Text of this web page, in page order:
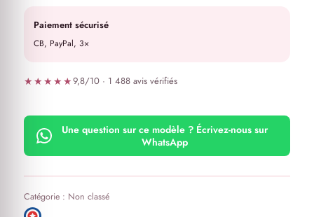
Paiement sécurisé
CB, PayPal, 3×
★★★★★9,8/10 · 1 488 avis vérifiés
Une question sur ce modèle ? Écrivez-nous sur
WhatsApp
Catégorie : Non classé